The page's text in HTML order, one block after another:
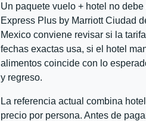
Un paquete vuelo + hotel no
Express Plus by Marriott Ciudad
Mexico conviene revisar si la
fechas exactas usa, si el hotel
alimentos coincide con lo
y regreso.
La referencia actual combina
precio por persona. Antes de